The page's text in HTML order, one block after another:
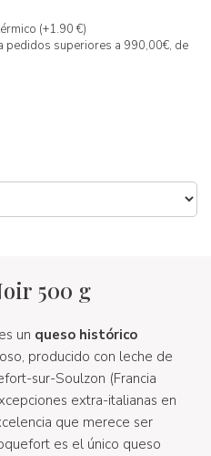
(+1.90 €)
pedidos superiores a 990,00€, de
500 g
es un queso histórico
producido con leche de
sur-Soulzon (Francia
extra-italianas en
que merece ser
es el único queso